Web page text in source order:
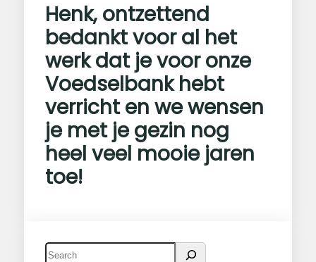
Henk, ontzettend
bedankt voor al het
werk dat je voor onze
Voedselbank hebt
verricht en we wensen
je met je gezin nog
heel veel mooie jaren
toe!
Z